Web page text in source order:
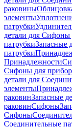
раковины
элементы
патрубки
детали для Сифоны
патрубкиЗапасные
патрубки
Принадлежности
Сифоны для
детали для
элементы
раковинЗапасные
раковинСифоны
Сифоны
Соединительные